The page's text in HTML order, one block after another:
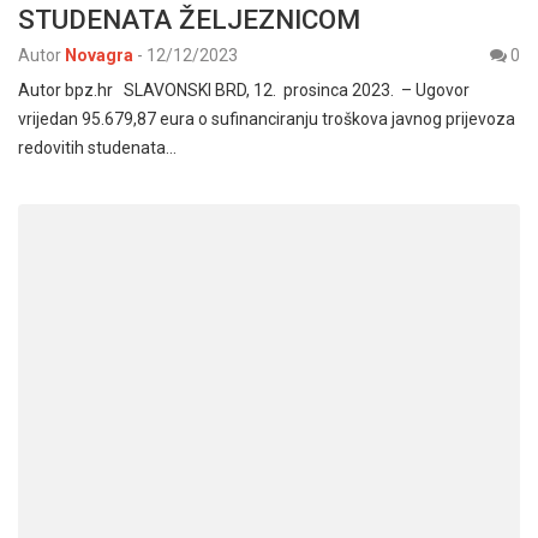
STUDENATA ŽELJEZNICOM
Autor Novagra - 12/12/2023
0
Autor bpz.hr SLAVONSKI BRD, 12. prosinca 2023. – Ugovor
vrijedan 95.679,87 eura o sufinanciranju troškova javnog prijevoza
redovitih studenata…